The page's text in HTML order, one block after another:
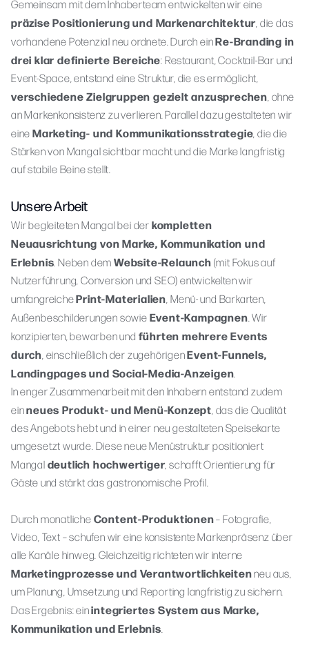
Gemeinsam mit dem Inhaberteam entwickelten wir eine
präzise Positionierung und Markenarchitektur , die das
vorhandene Potenzial neu ordnete. Durch einRe-Branding in
drei klar definierte Bereiche: Restaurant, Cocktail-Bar und
Event-Space, entstand eine Struktur, die es ermöglicht,
verschiedene Zielgruppen gezielt anzusprechen , ohne
an Markenkonsistenz zu verlieren. Parallel dazu gestalteten wir
eine Marketing- und Kommunikationsstrategie , die die
Stärken von Mangal sichtbar macht und die Marke langfristig
auf stabile Beine stellt.
Unsere Arbeit
Wir begleiteten Mangal bei der kompletten
Neuausrichtung von Marke, Kommunikation und
Erlebnis . Neben demWebsite-Relaunch (mit Fokus auf
Nutzerführung, Conversion und SEO) entwickelten wir
umfangreichePrint-Materialien , Menü- und Barkarten,
Außenbeschilderungen sowie Event-Kampagnen . Wir
konzipierten, bewarben und führten mehrere Events
durch , einschließlich der zugehörigenEvent-Funnels,
Landingpages und Social-Media-Anzeigen
In enger Zusammenarbeit mit den Inhabern entstand zudem
einneues Produkt- und Menü-Konzept , das die Qualität
des Angebots hebt und in einer neu gestalteten Speisekarte
umgesetzt wurde. Diese neue Menüstruktur positioniert
Mangal deutlich hochwertiger, schafft Orientierung für
Gäste und stärkt das gastronomische Profil.
Durch monatliche Content-Produktionen– Fotografie,
Video, Text – schufen wir eine konsistente Markenpräsenz über
alle Kanäle hinweg. Gleichzeitig richteten wir interne
Marketingprozesse und Verantwortlichkeitenneu aus,
um Planung, Umsetzung und Reporting langfristig zu sichern.
Das Ergebnis: einintegriertes System aus Marke,
Kommunikation und Erlebnis